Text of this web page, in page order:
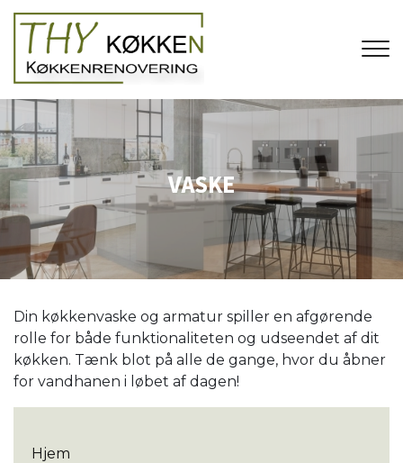
Gå
hovedindhold
VASKE
Din køkkenvaske og armatur spiller en afgørende
rolle for både funktionaliteten og udseendet af dit
køkken. Tænk blot på alle de gange, hvor du åbner
for vandhanen i løbet af dagen!
Menu
Hjem